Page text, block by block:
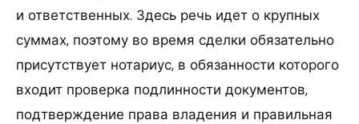
и ответственных. Здесь речь идет о крупных
суммах, поэтому во время сделки обязательно
присутствует нотариус, в обязанности которого
входит проверка подлинности документов,
подтверждение права владения и правильная